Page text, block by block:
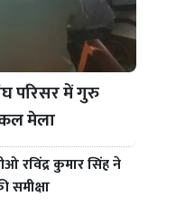
परिसर में गुरु
मेला
रविंद्र कुमार सिंह ने
समीक्षा